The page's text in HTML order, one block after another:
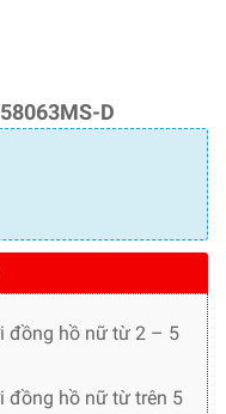
D
đồng hồ nữ từ 2 – 5
đồng hồ nữ từ trên 5